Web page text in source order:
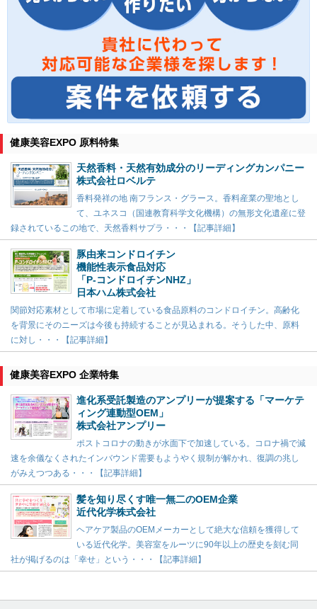
健康美容EXPO 原料特集
天然香料・天然有効成分のリーディングカンパニー
株式会社ロベルテ
香料発祥の地 南フランス・グラース。香料産業の聖地とし
て、ユネスコ（国連教育科学文化機構）の無形文化遺産に登
録されているこの地で、天然香料サプラ・・・【記事詳細】
豚由来コンドロイチン
機能性表示食品対応
「P-コンドロイチンNHZ」
日本ハム株式会社
関節対応素材として市場に定着している食品原料のコンドロイチン。高齢化
を背景にそのニーズは今後も持続することが見込まれる。そうした中、原料
に対し・・・【記事詳細】
健康美容EXPO 企業特集
進化系受託製造のアンプリーが提案する「マーケテ
ィング連動型OEM」
株式会社アンプリー
ポストコロナの動きが水面下で加速している。コロナ禍で減
速を余儀なくされたインバウンド需要もようやく規制が解かれ、復調の兆し
がみえつつある・・・【記事詳細】
髪を知り尽くす唯一無二のOEM企業
近代化学株式会社
ヘアケア製品のOEMメーカーとして絶大な信頼を獲得して
いる近代化学。美容室をルーツに90年以上の歴史を刻む同
社が掲げるのは「幸せ」という・・・【記事詳細】